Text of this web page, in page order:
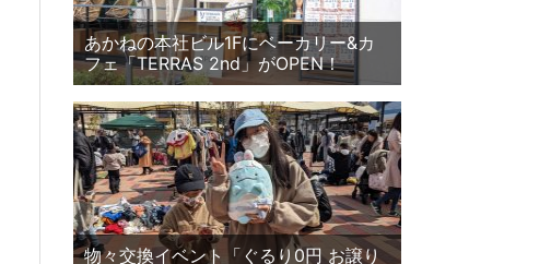
あかねの本社ビル1Fにベーカリー&カ
フェ「TERRAS 2nd」がOPEN！
物々交換イベント「ぐるり0円 お譲り